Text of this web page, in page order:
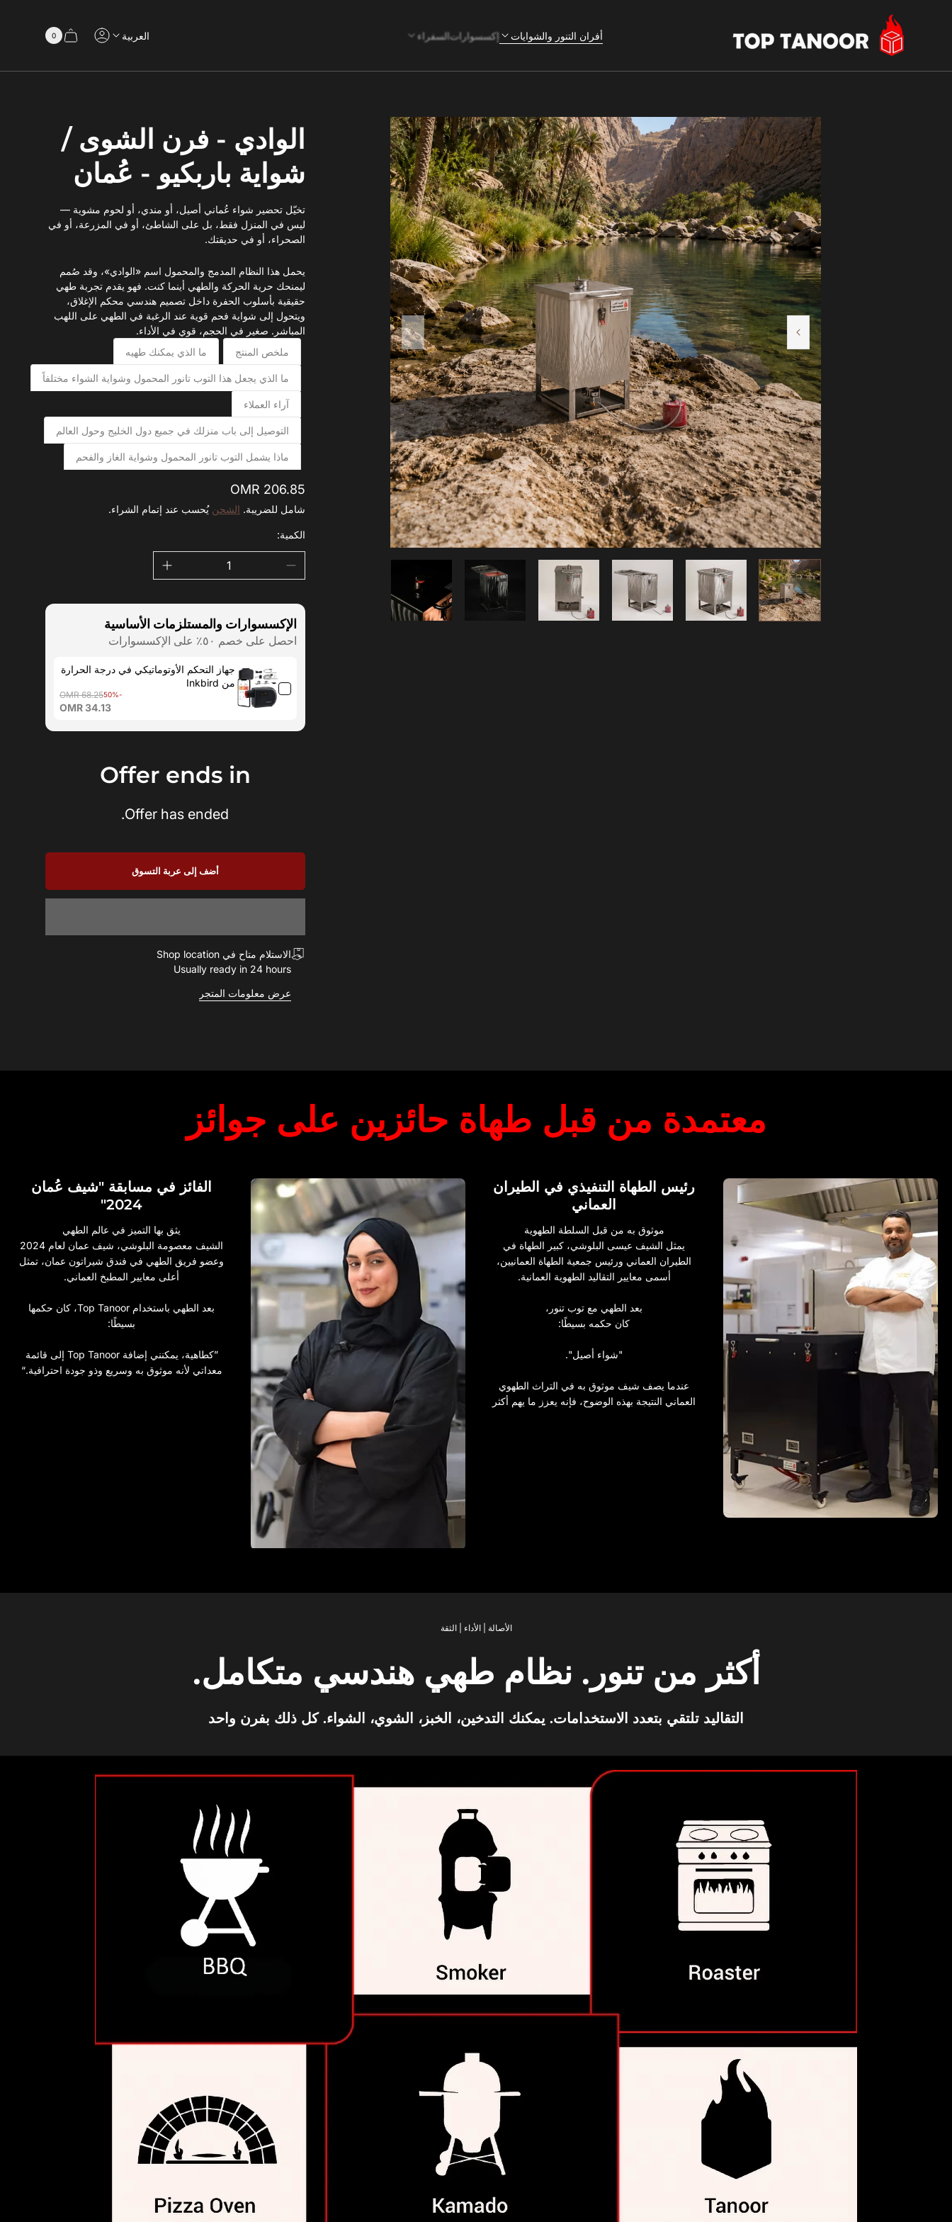
شعار
المتجر
أفران التنور والشوايات إكسسواراتالسفراء العربية
درج
عدد
المنتجات
0
الوادي - فرن الشوى /
شواية باربكيو - عُمان
‫تخيّل تحضير شواء عُماني أصيل، أو مندي، أو لحوم مشوية —
ليس في المنزل فقط، بل على الشاطئ، أو في المزرعة، أو في
الصحراء، أو في حديقتك.
يحمل هذا النظام المدمج والمحمول اسم «الوادي»، وقد صُمم
ليمنحك حرية الحركة والطهي أينما كنت. فهو يقدم تجربة طهي
حقيقية بأسلوب الحفرة داخل تصميم هندسي محكم الإغلاق،
ويتحول إلى شواية فحم قوية عند الرغبة في الطهي على اللهب
المباشر. صغير في الحجم، قوي في الأداء.‬
ملخص المنتج
ما الذي يمكنك طهيه
ما الذي يجعل هذا التوب تانور المحمول وشواية الشواء مختلفاً
آراء العملاء
التوصيل إلى باب منزلك في جميع دول الخليج وحول العالم
ماذا يشمل التوب تانور المحمول وشواية الغاز والفحم
السعر
الاعتيادي
OMR 206.85
شامل للضريبة. الشحن يُحسب عند إتمام الشراء.
الكمية:
الإكسسوارات والمستلزمات الأساسية
احصل على خصم ٥٠٪ على الإكسسوارات
جهاز التحكم الأوتوماتيكي في درجة الحرارة
من Inkbird
-50%
OMR 68.25
OMR 34.13
Offer ends in
Offer has ended.
أضف إلى عربة التسوق
الاستلام متاح في Shop location
Usually ready in 24 hours
عرض معلومات المتجر
معتمدة من قبل طهاة حائزين على جوائز
رئيس الطهاة التنفيذي في الطيران
العماني
موثوق به من قبل السلطة الطهوية
يمثل الشيف عيسى البلوشي، كبير الطهاة في
الطيران العماني ورئيس جمعية الطهاة العمانيين،
أسمى معايير التقاليد الطهوية العمانية.
بعد الطهي مع توب تنور،
كان حكمه بسيطًا:
"شواء أصيل".
عندما يصف شيف موثوق به في التراث الطهوي
العماني النتيجة بهذه الوضوح، فإنه يعزز ما يهم أكثر
الفائز في مسابقة "شيف عُمان
2024"
يثق بها التميز في عالم الطهي
الشيف معصومة البلوشي، شيف عمان لعام 2024
وعضو فريق الطهي في فندق شيراتون عمان، تمثل
أعلى معايير المطبخ العماني.
بعد الطهي باستخدام Top Tanoor، كان حكمها
بسيطًا:
”كطاهية، يمكنني إضافة Top Tanoor إلى قائمة
معداتي لأنه موثوق به وسريع وذو جودة احترافية.“
الأصالة | الأداء | الثقة
أكثر من تنور. نظام طهي هندسي متكامل.
التقاليد تلتقي بتعدد الاستخدامات. يمكنك التدخين، الخبز، الشوي، الشواء. كل ذلك بفرن واحد